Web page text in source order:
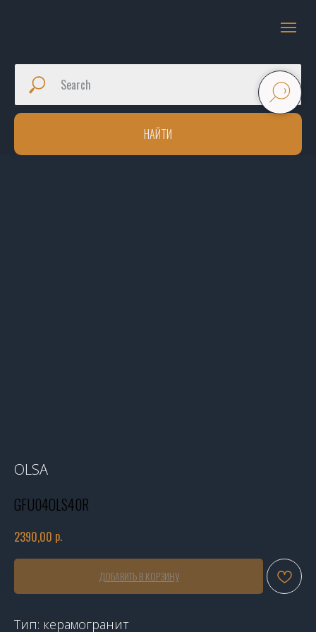
НАЙТИ
OLSA
GFU04OLS40R
2390,00 р.
ДОБАВИТЬ В КОРЗИНУ
Тип: керамогранит